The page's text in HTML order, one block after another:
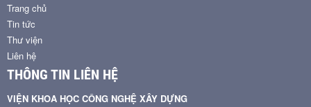
Trang chủ
Tin tức
Thư viện
Liên hệ
THÔNG TIN LIÊN HỆ
VIỆN KHOA HỌC CÔNG NGHỆ XÂY DỰNG